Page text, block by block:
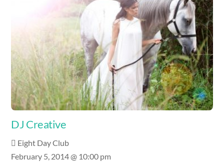
DJ Creative
Eight Day Club
February 5, 2014 @ 10:00 pm